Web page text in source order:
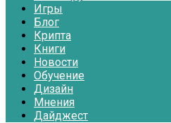
Игры
Блог
Крипта
Книги
Новости
Обучение
Дизайн
Мнения
Дайджест